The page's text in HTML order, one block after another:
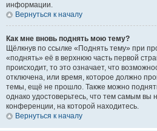
информации.
Вернуться к началу
Как мне вновь поднять мою тему?
Щёлкнув по ссылке «Поднять тему» при
«поднять» её в верхнюю часть первой
происходит, то это означает, что
отключена, или время, которое должно
темы, ещё не прошло. Также можно
однако удостоверьтесь, что тем самым вы
конференции, на которой находитесь.
Вернуться к началу